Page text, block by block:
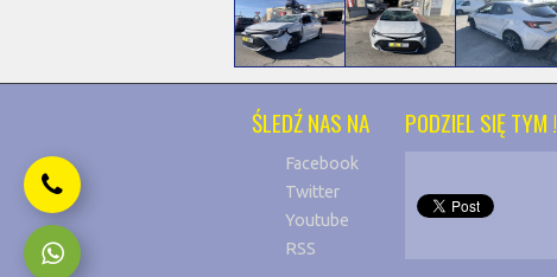
ŚLEDŹ NAS NA
Facebook
Twitter
Youtube
RSS
PODZIEL SIĘ TYM !